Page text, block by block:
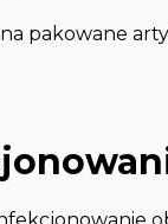
pakowane